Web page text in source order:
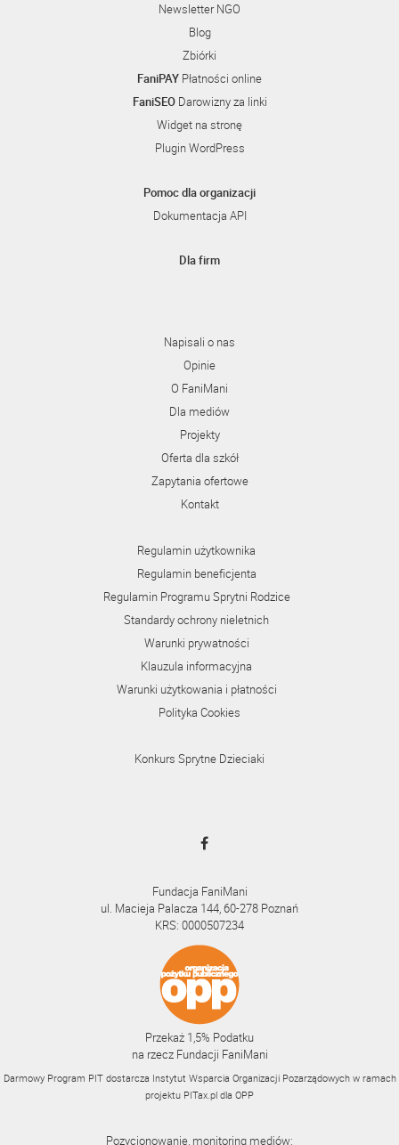
Newsletter NGO
Blog
Zbiórki
FaniPAY Płatności online
FaniSEODarowizny za linki
Widget na stronę
Plugin WordPress
Pomoc dla organizacji
Dokumentacja API
Dla firm
Napisali o nas
Opinie
O FaniMani
Dla mediów
Projekty
Oferta dla szkół
Zapytania ofertowe
Kontakt
Regulamin użytkownika
Regulamin beneficjenta
Regulamin Programu Sprytni Rodzice
Standardy ochrony nieletnich
Warunki prywatności
Klauzula informacyjna
Warunki użytkowania i płatności
Polityka Cookies
Konkurs Sprytne Dzieciaki
Fundacja FaniMani
ul. Macieja Palacza 144, 60-278 Poznań
KRS: 0000507234
Przekaż 1,5% Podatku
na rzecz Fundacji FaniMani
Darmowy Program PIT dostarcza Instytut Wsparcia Organizacji Pozarządowych w ramach
projektu PITax.pl dla OPP
Pozycjonowanie, monitoring mediów: